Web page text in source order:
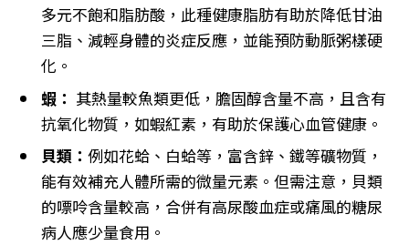
多元不飽和脂肪酸，此種健康脂肪有助於降低甘油
三脂、減輕身體的炎症反應，並能預防動脈粥樣硬
化。
蝦： 其熱量較魚類更低，膽固醇含量不高，且含有
抗氧化物質，如蝦紅素，有助於保護心血管健康。
貝類： 例如花蛤、白蛤等，富含鋅、鐵等礦物質，
能有效補充人體所需的微量元素。但需注意，貝類
的嘌呤含量較高，合併有高尿酸血症或痛風的糖尿
病人應少量食用。